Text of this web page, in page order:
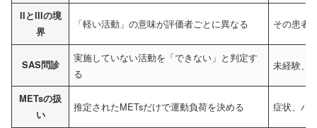
IIとIIIの境
界
「軽い活動」の意味が評価者ごとに異なる その患者
SAS問診
実施していない活動を「できない」と判定す
る
未経験、
METsの扱
い
推定されたMETsだけで運動負荷を決める 症状、バ